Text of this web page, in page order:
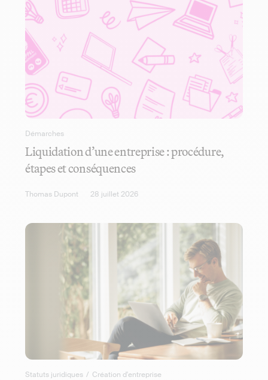
Démarches
Liquidation d’une entreprise : procédure,
étapes et conséquences
Thomas Dupont 28 juillet 2026
Statuts juridiques / Création d'entreprise